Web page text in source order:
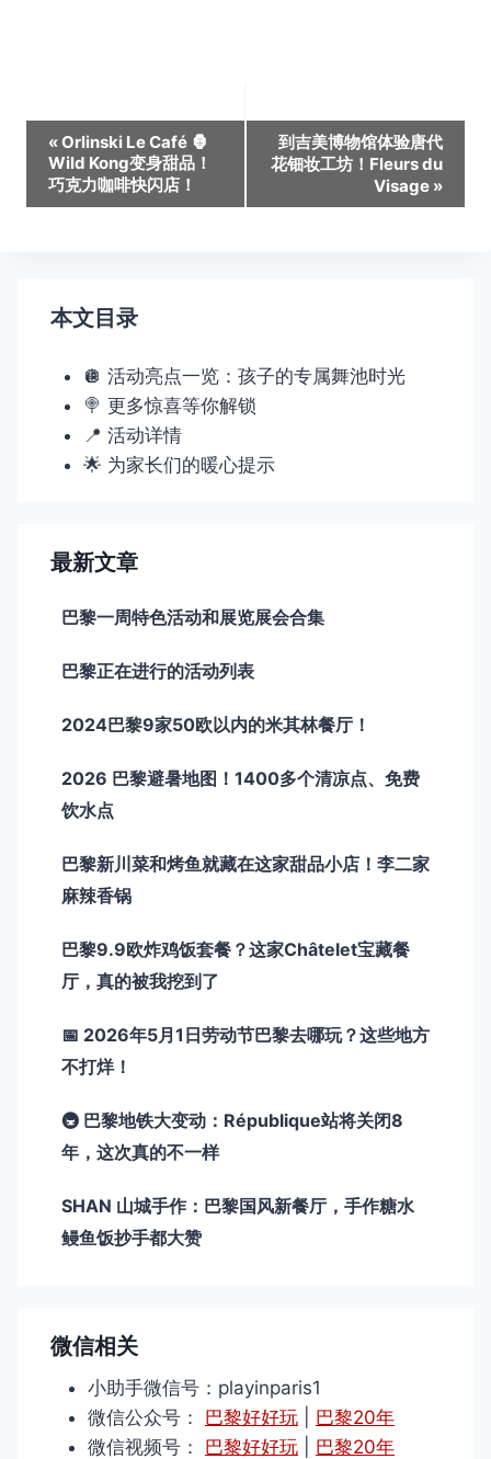
活
动
导
«Orlinski Le Café 🦍
Wild Kong变身甜品！
巧克力咖啡快闪店！
到吉美博物馆体验唐代
花钿妆工坊！Fleurs du
Visage »
本文目录
🪩 活动亮点一览：孩子的专属舞池时光
🍭 更多惊喜等你解锁
📍 活动详情
🌟 为家长们的暖心提示
最新文章
巴黎一周特色活动和展览展会合集
巴黎正在进行的活动列表
2024巴黎9家50欧以内的米其林餐厅！
2026 巴黎避暑地图！1400多个清凉点、免费
饮水点
巴黎新川菜和烤鱼就藏在这家甜品小店！李二家
麻辣香锅
巴黎9.9欧炸鸡饭套餐？这家Châtelet宝藏餐
厅，真的被我挖到了
📅 2026年5月1日劳动节巴黎去哪玩？这些地方
不打烊！
🚇 巴黎地铁大变动：République站将关闭8
年，这次真的不一样
SHAN 山城手作：巴黎国风新餐厅，手作糖水
鳗鱼饭抄手都大赞
微信相关
小助手微信号：playinparis1
微信公众号： 巴黎好好玩
巴黎20年
微信视频号： 巴黎好好玩 巴黎20年